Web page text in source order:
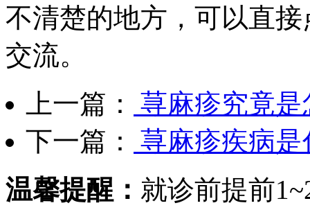
不清楚的地方，可以直
交流。
上一篇：
荨麻疹究竟
下一篇：
荨麻疹疾病
温馨提醒： 就诊前提前